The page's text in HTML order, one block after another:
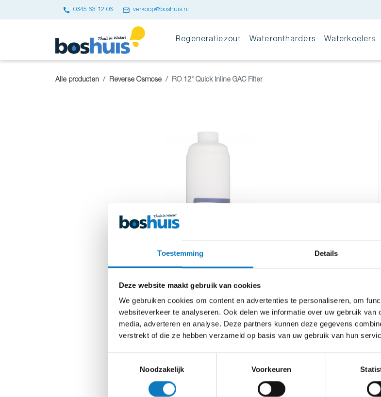
Toestemming Details
Deze website maakt gebruik van cookies
We gebruiken cookies om content en advertenties te personaliseren, om
websiteverkeer te analyseren. Ook delen we informatie over uw gebruik
media, adverteren en analyse. Deze partners kunnen deze gegevens
verstrekt of die ze hebben verzameld op basis van uw gebruik van hun
Noodzakelijk
Voorkeuren
call 0345 63 12 06 email verkoop@boshuis.nl
Regeneratiezout Waterontharders Waterkoelers
Alle producten Reverse Osmose RO 12" Quick Inline GAC Filter